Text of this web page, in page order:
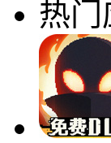
热门